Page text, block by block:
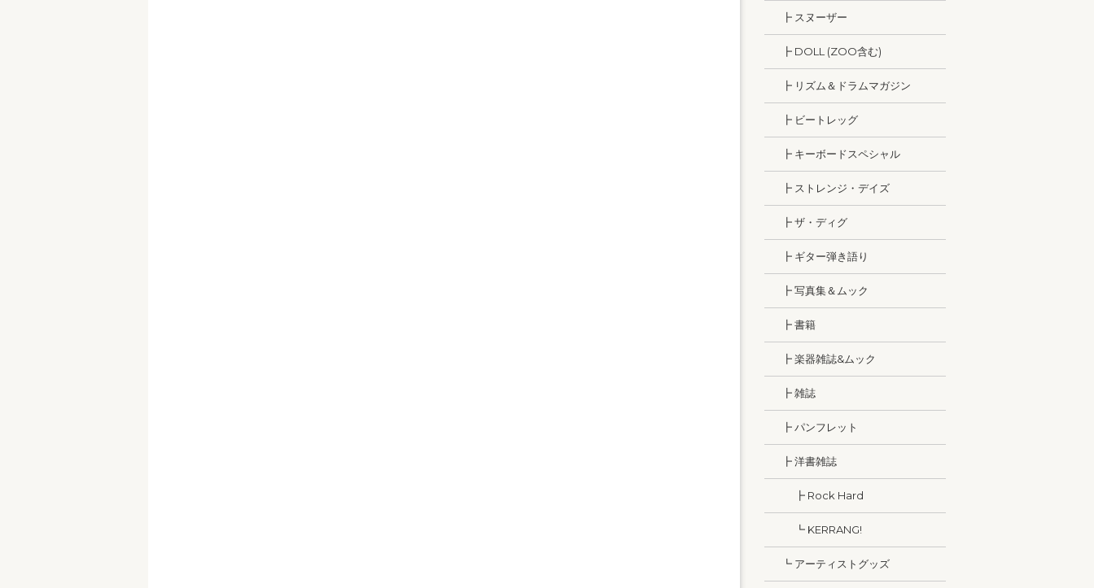
┣ スヌーザー
┣ DOLL (ZOO含む)
┣ リズム＆ドラムマガジン
┣ ビートレッグ
┣ キーボードスペシャル
┣ ストレンジ・デイズ
┣ ザ・ディグ
┣ ギター弾き語り
┣ 写真集＆ムック
┣ 書籍
┣ 楽器雑誌&ムック
┣ 雑誌
┣ パンフレット
┣ 洋書雑誌
┣ Rock Hard
┗ KERRANG!
┗ アーティストグッズ